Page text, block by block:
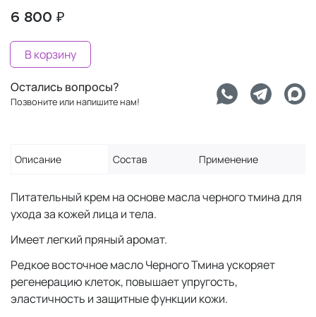
6 800 ₽
В корзину
Остались вопросы?
Позвоните или напишите нам!
Описание Состав Применение
Питательный крем на основе масла черного тмина для
ухода за кожей лица и тела.
Имеет легкий пряный аромат.
Редкое восточное масло Черного Тмина ускоряет
регенерацию клеток, повышает упругость,
эластичность и защитные функции кожи.